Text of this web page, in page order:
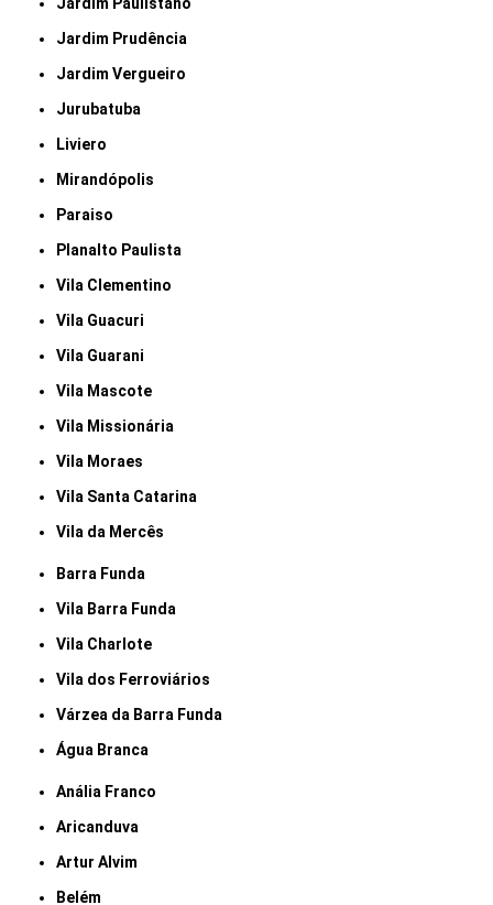
Jardim Paulistano
Jardim Prudência
Jardim Vergueiro
Jurubatuba
Liviero
Mirandópolis
Paraiso
Planalto Paulista
Vila Clementino
Vila Guacuri
Vila Guarani
Vila Mascote
Vila Missionária
Vila Moraes
Vila Santa Catarina
Vila da Mercês
Barra Funda
Vila Barra Funda
Vila Charlote
Vila dos Ferroviários
Várzea da Barra Funda
Água Branca
Anália Franco
Aricanduva
Artur Alvim
Belém